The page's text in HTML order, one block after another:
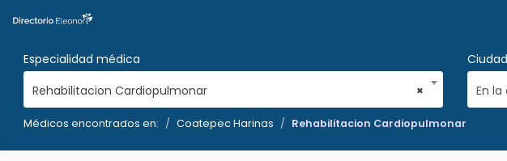
Especialidad médica
×
Rehabilitacion Cardiopulmonar
Ciudad
En la
Médicos encontrados en: Coatepec Harinas Rehabilitacion Cardiopulmonar